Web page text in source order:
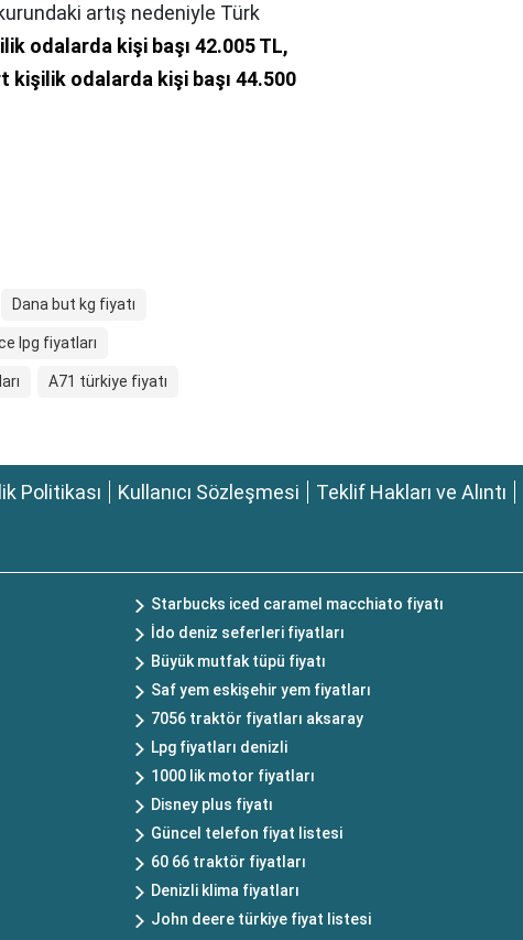
artış nedeniyle Türk
odalarda kişi başı 42.005 TL,
kişilik odalarda kişi başı 44.500
Dana but kg fiyatı
lpg fiyatları
A71 türkiye fiyatı
Politikası Kullanıcı Sözleşmesi Teklif Hakları ve Alıntı
Starbucks iced caramel macchiato fiyatı
İdo deniz seferleri fiyatları
Büyük mutfak tüpü fiyatı
Saf yem eskişehir yem fiyatları
7056 traktör fiyatları aksaray
Lpg fiyatları denizli
1000 lik motor fiyatları
Disney plus fiyatı
Güncel telefon fiyat listesi
60 66 traktör fiyatları
Denizli klima fiyatları
John deere türkiye fiyat listesi